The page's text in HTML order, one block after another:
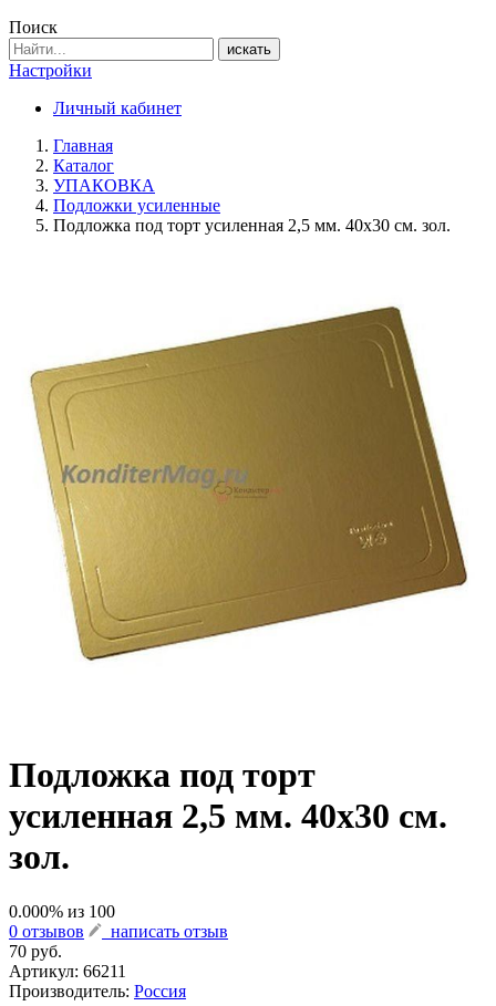
Поиск
искать
Настройки
Личный кабинет
Главная
Каталог
УПАКОВКА
Подложки усиленные
Подложка под торт усиленная 2,5 мм. 40х30 см. зол.
Подложка под торт
усиленная 2,5 мм. 40х30 см.
зол.
0.000% из 100
0 отзывов
написать отзыв
70 руб.
Артикул: 66211
Производитель: Россия